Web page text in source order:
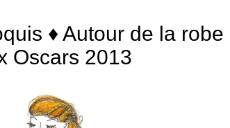
♦ Autour de la
Oscars 2013